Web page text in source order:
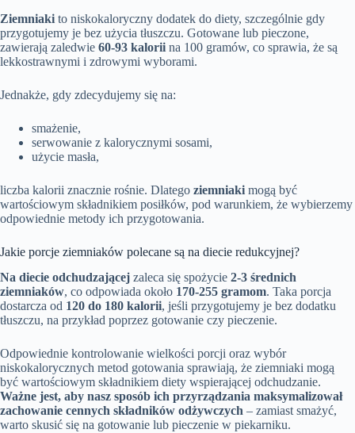
Ziemniaki to niskokaloryczny dodatek do diety, szczególnie gdy
przygotujemy je bez użycia tłuszczu. Gotowane lub pieczone,
zawierają zaledwie 60-93 kalorii na 100 gramów, co sprawia, że są
lekkostrawnymi i zdrowymi wyborami.
Jednakże, gdy zdecydujemy się na:
smażenie,
serwowanie z kalorycznymi sosami,
użycie masła,
liczba kalorii znacznie rośnie. Dlatego ziemniaki mogą być
wartościowym składnikiem posiłków, pod warunkiem, że wybierzemy
odpowiednie metody ich przygotowania.
Jakie porcje ziemniaków polecane są na diecie redukcyjnej?
Na diecie odchudzającej zaleca się spożycie 2-3 średnich
ziemniaków, co odpowiada około 170-255 gramom. Taka porcja
dostarcza od 120 do 180 kalorii, jeśli przygotujemy je bez dodatku
tłuszczu, na przykład poprzez gotowanie czy pieczenie.
Odpowiednie kontrolowanie wielkości porcji oraz wybór
niskokalorycznych metod gotowania sprawiają, że ziemniaki mogą
być wartościowym składnikiem diety wspierającej odchudzanie.
Ważne jest, aby nasz sposób ich przyrządzania maksymalizował
zachowanie cennych składników odżywczych – zamiast smażyć,
warto skusić się na gotowanie lub pieczenie w piekarniku.